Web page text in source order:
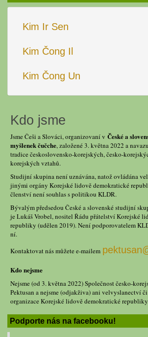
Kim Ir Sen
Kim Čong Il
Kim Čong Un
Kdo jsme
Jsme Češi a Slováci, organizovaní v České a
myšlenek čučche, založené 3. května 2022 a
tradice československo-korejských, česko-
korejských vztahů.
Studijní skupina není uznávána, natož ovládána
jinými orgány Korejské lidově demokratické
členství není souhlas s politikou KLDR.
Bývalým předsedou České a slovenské studijní
je Lukáš Vrobel, nositel Řádu přátelství Korejské
republiky (udělen 2019). Není podporovatelem
ní.
Kontaktovat nás můžete e-mailem
Kdo nejsme
Nejsme (od 3. května 2022) Společnost česko-
Pektusan a nejsme (odjakživa) ani velvyslanectví
organizace Korejské lidově demokratické republiky.
Podporte nás na facebooku!